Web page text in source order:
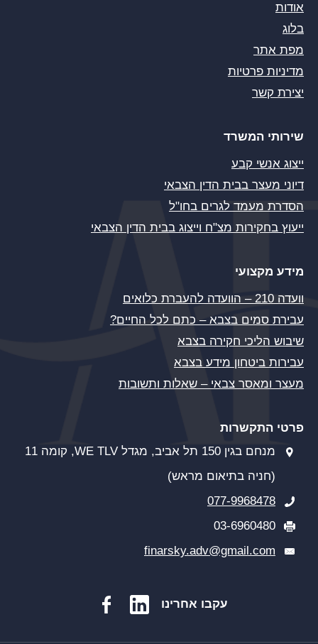
אודות
בלוג
מפת אתר
מדיניות פרטיות
יצירת קשר
שירותי המשרד
ייצוג אנשי קבע
דיוני מעצר בבית הדין הצבאי
הסדרת מעמד לגרים בחו"ל
ייעוץ בחקירות מצ"ח וייצוג בבית הדין הצבאי
מידע מקצועי
וועדה 210 – הוועדה להעברת כלואים
עבירת סמים בצבא – כתם לכל החיים?
שיבוש הליכי חקירה בצבא
עבירות ביטחון מידע בצבא
מעצר ומאסר צבאי – שאלות ותשובות
פרטי התקשרות
מנחם בגין 150 תל אביב, מגדל WE TLV, קומה 11
(חניה בתיאום מראש)
077-9968478
03-6960480
finarsky.adv@gmail.com
עקבו אחרינו